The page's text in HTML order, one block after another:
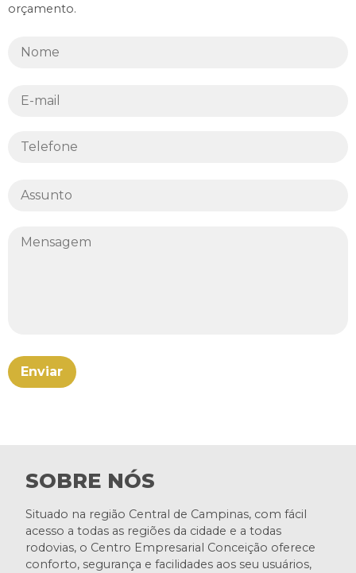
orçamento.
SOBRE NÓS
Situado na região Central de Campinas, com fácil
acesso a todas as regiões da cidade e a todas
rodovias, o Centro Empresarial Conceição oferece
conforto, segurança e facilidades aos seu usuários,